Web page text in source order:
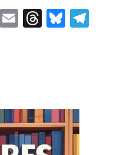
EmailThreads
Bluesky